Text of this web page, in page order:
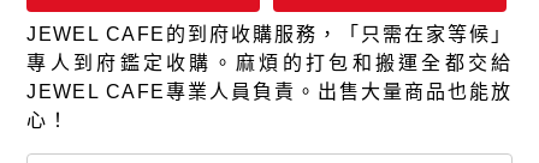
JEWEL CAFE的到府收購服務，「只需在家等候」
專人到府鑑定收購。麻煩的打包和搬運全都交給
JEWEL CAFE專業人員負責。出售大量商品也能放
心！